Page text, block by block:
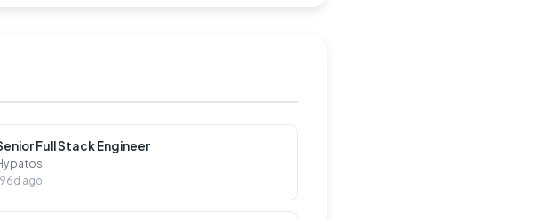
를 500만원 예산 내에 자유롭게 선택하실 수
스 이용 비용 등을 지원해드립니다.업무 관련
지원해드립니다.건강을 위한 운동비, 직장 단체
트웨어 엔지니어는 무슨 일을 하나요?
템 개발 경험 및 관련 기술에 대한 깊은 이해하
Typescript, Java, C/C++ 등)AWS, Azure
Full Stack Engineer
ago